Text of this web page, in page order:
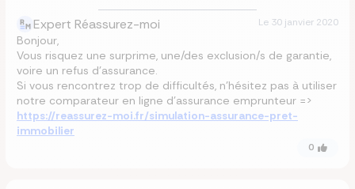
Expert Réassurez-moi Le 30 janvier 2020
Bonjour,
Vous risquez une surprime, une/des exclusion/s de garantie,
voire un refus d'assurance.
Si vous rencontrez trop de difficultés, n'hésitez pas à utiliser
notre comparateur en ligne d'assurance emprunteur =>
https://reassurez-moi.fr/simulation-assurance-pret-
immobilier
0